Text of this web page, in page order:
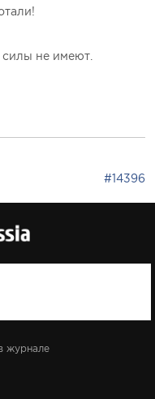
не имеют.
#14396
журнале